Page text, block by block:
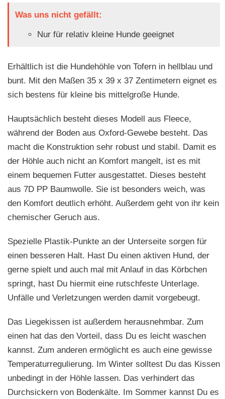
Was uns nicht gefällt:
Nur für relativ kleine Hunde geeignet
Erhältlich ist die Hundehöhle von Tofern in hellblau und
bunt. Mit den Maßen 35 x 39 x 37 Zentimetern eignet es
sich bestens für kleine bis mittelgroße Hunde.
Hauptsächlich besteht dieses Modell aus Fleece,
während der Boden aus Oxford-Gewebe besteht. Das
macht die Konstruktion sehr robust und stabil. Damit es
der Höhle auch nicht an Komfort mangelt, ist es mit
einem bequemen Futter ausgestattet. Dieses besteht
aus 7D PP Baumwolle. Sie ist besonders weich, was
den Komfort deutlich erhöht. Außerdem geht von ihr kein
chemischer Geruch aus.
Spezielle Plastik-Punkte an der Unterseite sorgen für
einen besseren Halt. Hast Du einen aktiven Hund, der
gerne spielt und auch mal mit Anlauf in das Körbchen
springt, hast Du hiermit eine rutschfeste Unterlage.
Unfälle und Verletzungen werden damit vorgebeugt.
Das Liegekissen ist außerdem herausnehmbar. Zum
einen hat das den Vorteil, dass Du es leicht waschen
kannst. Zum anderen ermöglicht es auch eine gewisse
Temperaturregulierung. Im Winter solltest Du das Kissen
unbedingt in der Höhle lassen. Das verhindert das
Durchsickern von Bodenkälte. Im Sommer kannst Du es